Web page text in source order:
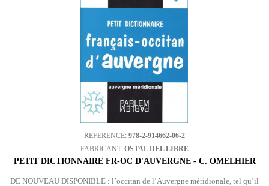
REFERENCE: 978-2-914662-06-2
FABRICANT: OSTAL DEL LIBRE
PETIT DICTIONNAIRE FR-OC D'AUVERGNE - C. OMELHIÈR
DE NOUVEAU DISPONIBLE : l’occitan de l’Auvergne méridionale, tel qu’il